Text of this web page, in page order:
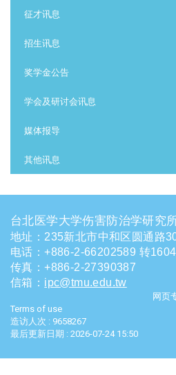
征才讯息
招生讯息
奖学金公告
学会及研讨会讯息
媒体报导
其他讯息
台北医学大学伤害防治学研究
地址：235新北市中和区圆通路
电话 ：+886-2-66202589 转
传真：+886-2-27390387
信箱 ： ipc@tmu.edu.tw
网页
Terms of use
造访人次 : 9658267
最后更新日期 : 2026-07-24 15:50